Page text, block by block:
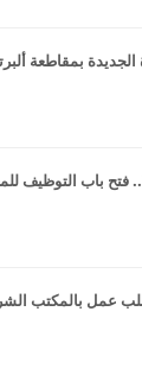
السعودية 2026.. فتح باب